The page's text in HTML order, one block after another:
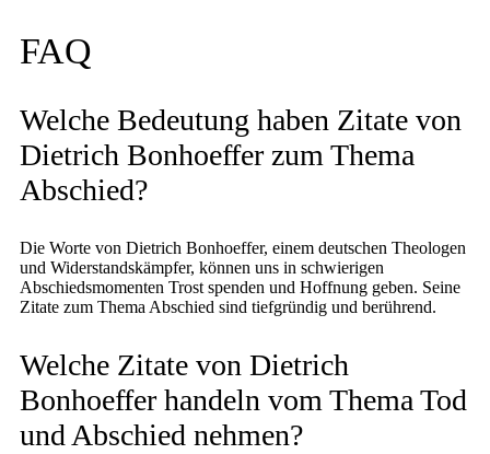
FAQ
Welche Bedeutung haben Zitate von
Dietrich Bonhoeffer zum Thema
Abschied?
Die Worte von Dietrich Bonhoeffer, einem deutschen Theologen
und Widerstandskämpfer, können uns in schwierigen
Abschiedsmomenten Trost spenden und Hoffnung geben. Seine
Zitate zum Thema Abschied sind tiefgründig und berührend.
Welche Zitate von Dietrich
Bonhoeffer handeln vom Thema Tod
und Abschied nehmen?